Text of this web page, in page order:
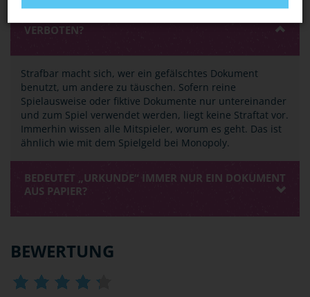
BASTELN MEINE FREUNDE UND ICH UNS GERN
VERBOTEN?
Strafbar macht sich, wer ein gefälschtes Dokument
benutzt, um andere zu täuschen. Sofern reine
Spielausweise oder fiktive Dokumente nur untereinander
und zum Spiel verwendet werden, liegt keine Straftat vor.
Immerhin wissen alle Mitspieler, worum es geht. Das ist
ähnlich wie mit dem Spielgeld bei Monopoly.
BEDEUTET „URKUNDE“ IMMER NUR EIN DOKUMENT
AUS PAPIER?
BEWERTUNG